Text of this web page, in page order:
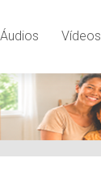
Áudios Vídeos